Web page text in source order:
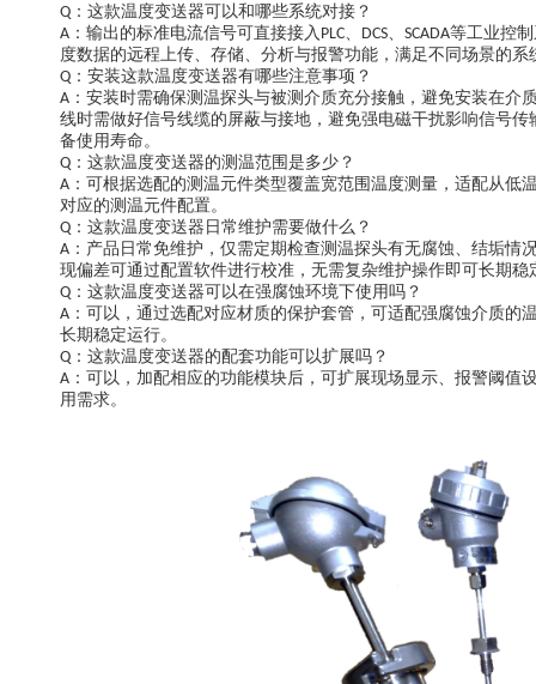
Q ：这款温度变送器可以和哪些系统对接？
A ：输出的标准电流信号可直接接入 PLC、 DCS、 SCADA等工业控
度数据的远程上传、存储、分析与报警功能，满足不同场景的系
Q ：安装这款温度变送器有哪些注意事项？
A ：安装时需确保测温探头与被测介质充分接触，避免安装在
线时需做好信号线缆的屏蔽与接地，避免强电磁干扰影响信号
备使用寿命。
Q ：这款温度变送器的测温范围是多少？
A ：可根据选配的测温元件类型覆盖宽范围温度测量，适配从
对应的测温元件配置。
Q ：这款温度变送器日常维护需要做什么？
A ：产品日常免维护，仅需定期检查测温探头有无腐蚀、结垢
现偏差可通过配置软件进行校准，无需复杂维护操作即可长期稳
Q ：这款温度变送器可以在强腐蚀环境下使用吗？
A ：可以，通过选配对应材质的保护套管，可适配强腐蚀介质
长期稳定运行。
Q ：这款温度变送器的配套功能可以扩展吗？
A ：可以，加配相应的功能模块后，可扩展现场显示、报警阈
用需求。